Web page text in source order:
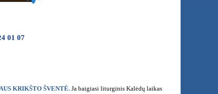
01 07
KRIKŠTO ŠVENTĖ. Ja baigiasi liturginis Kalėdų laikas